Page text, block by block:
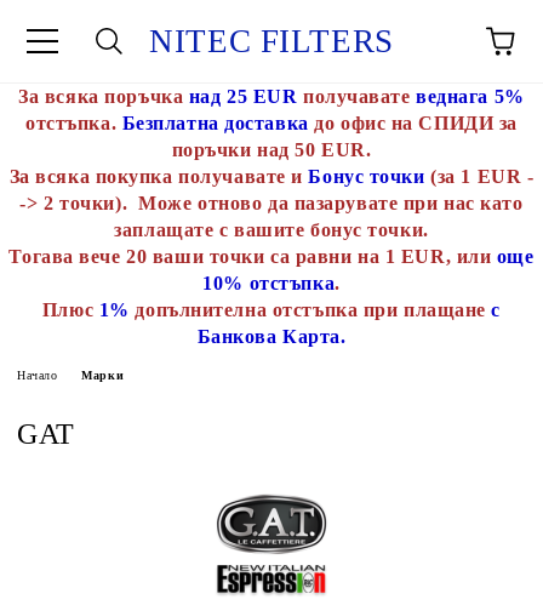
NITEC FILTERS
За всяка поръчка над 25 EUR получавате веднага 5%
отстъпка. Безплатна доставка до офис на СПИДИ за
поръчки над 50 EUR.
За всяка покупка получавате иБонус точки (за 1 EUR -
-> 2 точки). Може отново да пазарувате при нас като
заплащате с вашите бонус точки.
Тогава вече 20 ваши точки са равни на 1 EUR, или още
10% отстъпка.
Плюс 1% допълнителна отстъпка при плащанес
Банкова Карта.
Начало Марки
GAT